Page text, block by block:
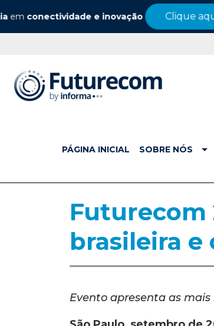
conectividade e inovação Clique aqui!
PÁGINA INICIAL SOBRE NÓS
Futurecom
brasileira e
Evento apresenta as